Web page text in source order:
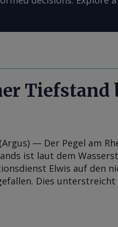
Tiefstand
— Der Pegel am
ist laut dem
Elwis auf den
Dies unterstreicht
Der Pegel bei Kaub, der